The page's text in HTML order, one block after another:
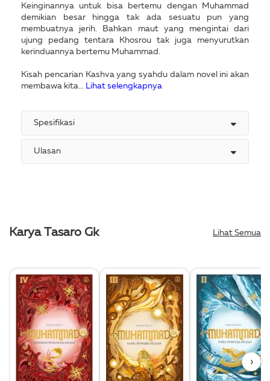
Keinginannya untuk bisa bertemu dengan Muhammad
demikian besar hingga tak ada sesuatu pun yang
membuatnya jerih. Bahkan maut yang mengintai dari
ujung pedang tentara Khosrou tak juga menyurutkan
kerinduannya bertemu Muhammad.
Kisah pencarian Kashva yang syahdu dalam novel ini akan
membawa kita...
Lihat selengkapnya
Spesifikasi
Ulasan
Karya Tasaro Gk Lihat Semua
›